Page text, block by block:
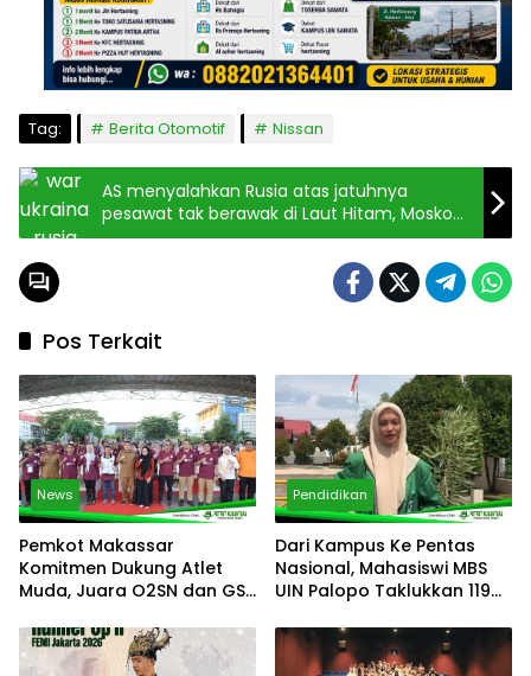
Tag: Berita Otomotif Nissan
AS menyalahkan Rusia atas jatuhnya
pesawat tak berawak di Laut Hitam, Moskow
menyangkal
Pos Terkait
News
Pemkot Makassar
Komitmen Dukung Atlet
Muda, Juara O2SN dan GSI
Pendidikan
Dari Kampus Ke Pentas
Nasional, Mahasiswi MBS
UIN Palopo Taklukkan 119